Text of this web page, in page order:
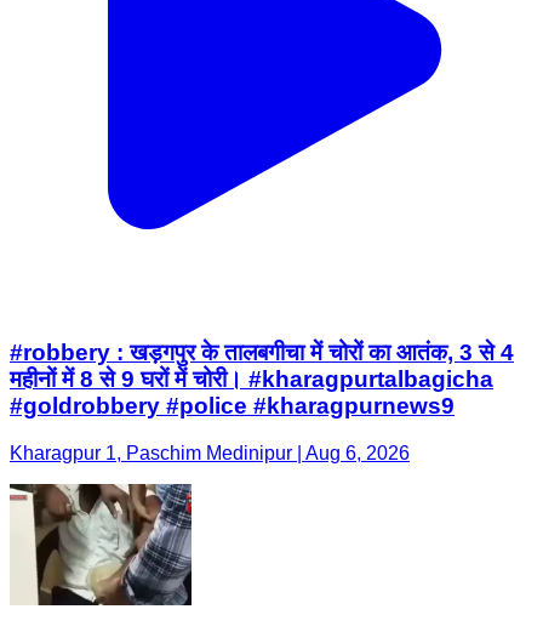
#robbery : खड़गपुर के तालबगीचा में चोरों का आतंक, 3 से 4
महीनों में 8 से 9 घरों में चोरी। #kharagpurtalbagicha
#goldrobbery #police #kharagpurnews9
Kharagpur 1, Paschim Medinipur | Aug 6, 2026